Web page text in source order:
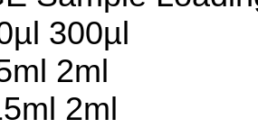
300µl
2ml
2ml